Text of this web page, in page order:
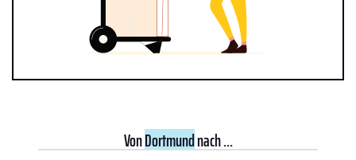
VonDortmundnach ...